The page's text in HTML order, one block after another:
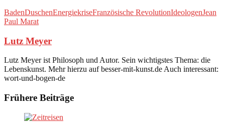
BadenDuschenEnergiekriseFranzösische RevolutionIdeologenJean
Paul Marat
Lutz Meyer
Lutz Meyer ist Philosoph und Autor. Sein wichtigstes Thema: die
Lebenskunst. Mehr hierzu auf besser-mit-kunst.de Auch interessant:
wort-und-bogen-de
Frühere Beiträge